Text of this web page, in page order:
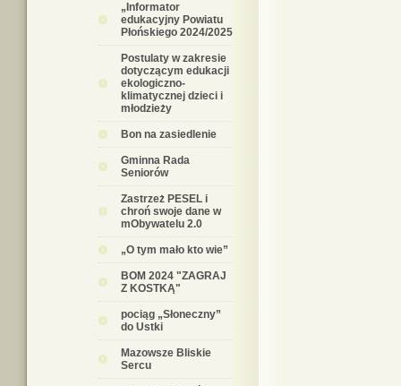
„Informator
edukacyjny Powiatu
Płońskiego 2024/2025
Postulaty w zakresie
dotyczącym edukacji
ekologiczno-
klimatycznej dzieci i
młodzieży
Bon na zasiedlenie
Gminna Rada
Seniorów
Zastrzeż PESEL i
chroń swoje dane w
mObywatelu 2.0
„O tym mało kto wie”
BOM 2024 "ZAGRAJ
Z KOSTKĄ"
pociąg „Słoneczny”
do Ustki
Mazowsze Bliskie
Sercu